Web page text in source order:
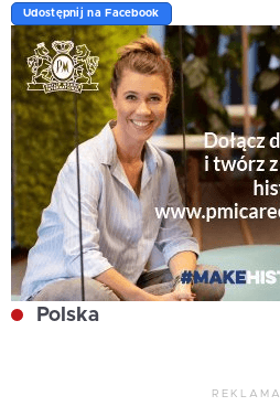
Udostępnij na Facebook
Polska
REKLAMA